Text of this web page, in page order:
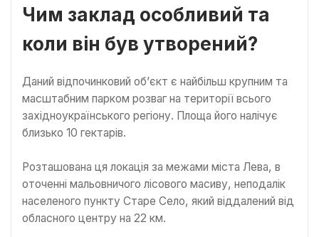
Чим заклад особливий та
коли він був утворений?
Даний відпочинковий об’єкт є найбільш крупним та
масштабним парком розваг на території всього
західноукраїнського регіону. Площа його налічує
близько 10 гектарів.
Розташована ця локація за межами міста Лева, в
оточенні мальовничого лісового масиву, неподалік
населеного пункту Старе Село, який віддалений від
обласного центру на 22 км.